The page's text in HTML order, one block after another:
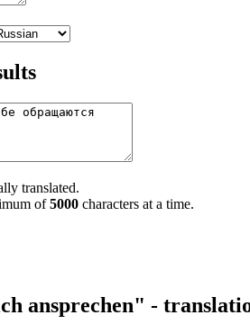
translated.
of5000 characters at a time.
ansprechen" -